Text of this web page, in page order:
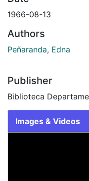
1966-08-13
Authors
Peñaranda, Edna
Publisher
Biblioteca
Images & Videos